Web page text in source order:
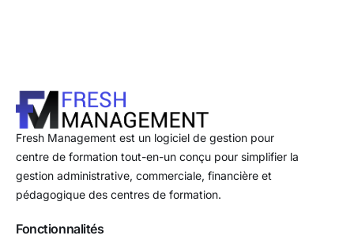
Fresh Management est un logiciel de gestion pour
centre de formation tout-en-un conçu pour simplifier la
gestion administrative, commerciale, financière et
pédagogique des centres de formation.
Fonctionnalités